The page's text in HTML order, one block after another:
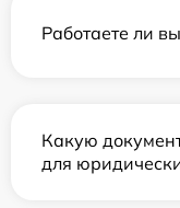
Работаете ли
Какую
для